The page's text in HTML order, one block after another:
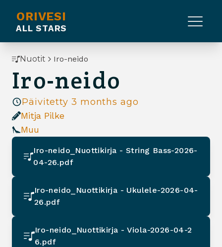
ORIVESI
ALL STARS
Nuotit Iro-neido
Iro-neido
Päivitetty 3 months ago
Mitja Pilke
Muu
Iro-neido_Nuottikirja - String Bass-2026-
04-26.pdf
Iro-neido_Nuottikirja - Ukulele-2026-04-
26.pdf
Iro-neido_Nuottikirja - Viola-2026-04-2
6.pdf